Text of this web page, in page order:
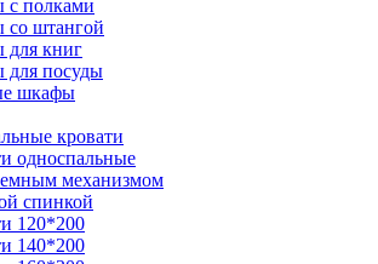
полками
штангой
книг
посуды
шкафы
кровати
односпальные
механизмом
спинкой
120*200
140*200